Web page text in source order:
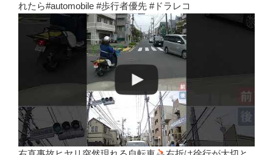
れたら#automobile #歩行者優先 #ドラレコ